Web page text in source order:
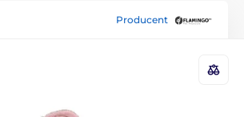
Producent